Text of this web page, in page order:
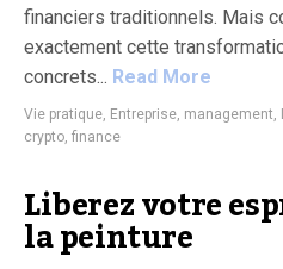
financiers traditionnels. Mais
exactement cette
concrets... Read More
Vie pratique, Entreprise, management,
crypto, finance
Liberez votre
la peinture